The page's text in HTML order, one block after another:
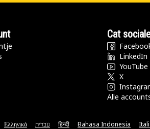
Cat
LinkedIn
YouTube
X
Alle
Ελληνικά עברית हिन्दी Bahasa Indonesia